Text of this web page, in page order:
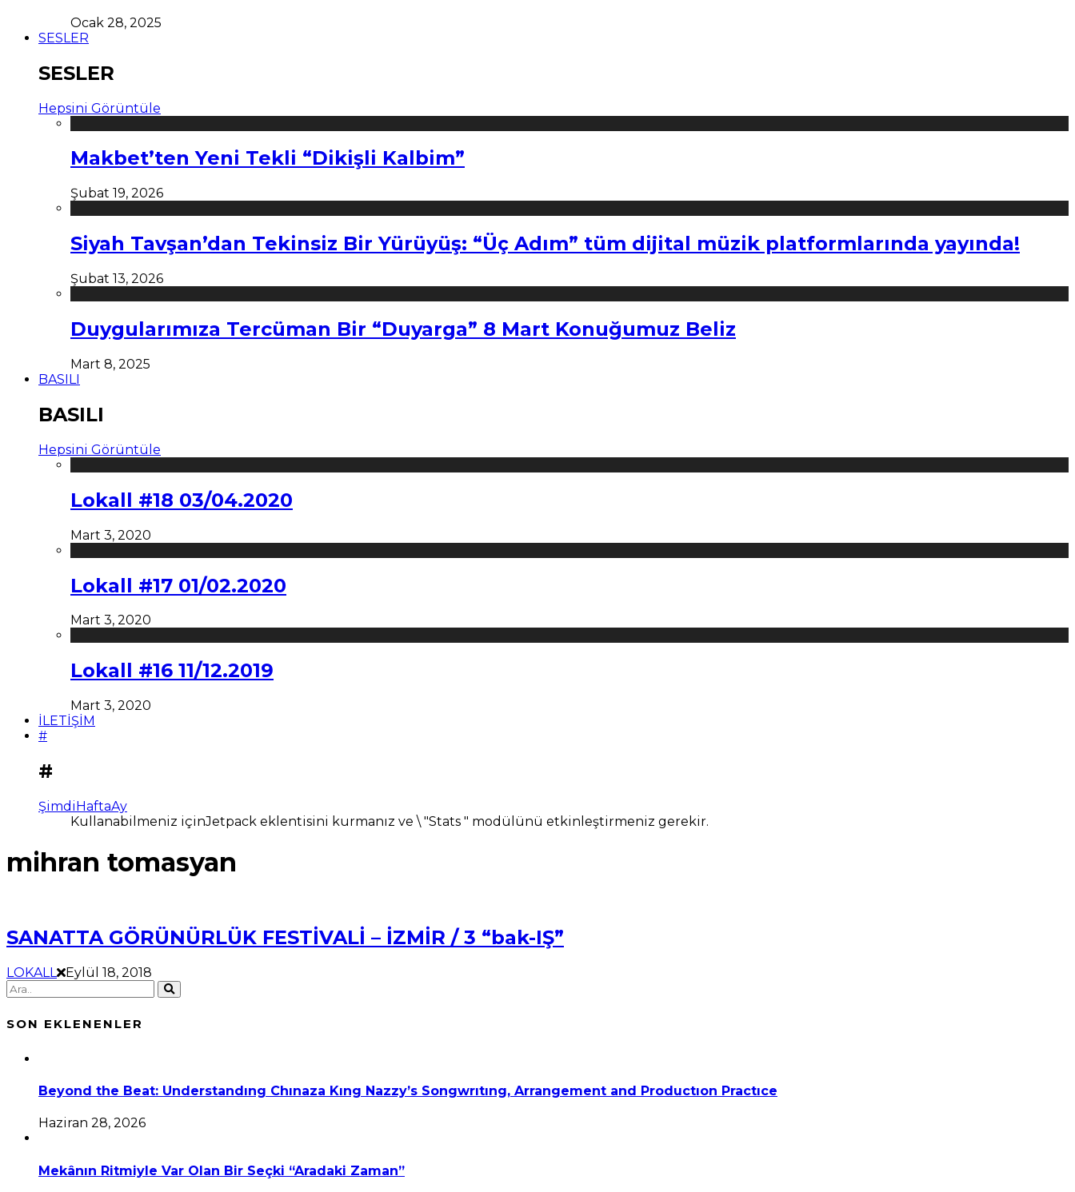
Ocak 28, 2025
SESLER
SESLER
Hepsini Görüntüle
Makbet’ten Yeni Tekli “Dikişli Kalbim”
Şubat 19, 2026
Siyah Tavşan’dan Tekinsiz Bir Yürüyüş: “Üç Adım” tüm dijital müzik platformlarında yayında!
Şubat 13, 2026
Duygularımıza Tercüman Bir “Duyarga” 8 Mart Konuğumuz Beliz
Mart 8, 2025
BASILI
BASILI
Hepsini Görüntüle
Lokall #18 03/04.2020
Mart 3, 2020
Lokall #17 01/02.2020
Mart 3, 2020
Lokall #16 11/12.2019
Mart 3, 2020
İLETİŞİM
#
#
ŞimdiHaftaAy
Kullanabilmeniz içinJetpack eklentisini kurmanız ve \ "Stats " modülünü etkinleştirmeniz gerekir.
mihran tomasyan
SANATTA GÖRÜNÜRLÜK FESTİVALİ – İZMİR / 3 “bak-IŞ”
LOKALL Eylül 18, 2018
SON EKLENENLER
Beyond the Beat: Understandıng Chınaza Kıng Nazzy’s Songwrıtıng, Arrangement and Productıon Practıce
Haziran 28, 2026
Mekânın Ritmiyle Var Olan Bir Seçki “Aradaki Zaman”